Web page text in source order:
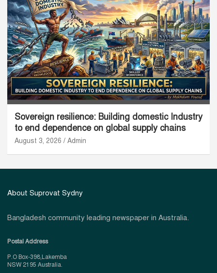
Sovereign resilience: Building domestic Industry
to end dependence on global supply chains
August 3, 2026 Admin
About Suprovat Sydny
Bangladesh community leading newspaper in Australia.
Postal Address
P.O Box-398,Lakemba
NSW 2195 Australia.